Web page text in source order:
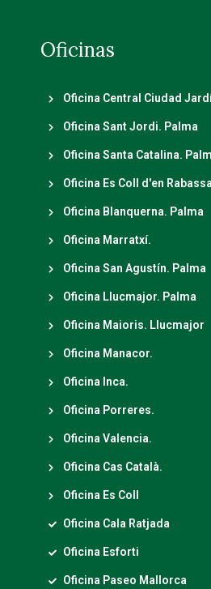
Oficinas
Oficina Central Ciudad
Oficina Sant Jordi. Palma
Oficina Santa Catalina.
Oficina Es Coll d'en
Oficina Blanquerna. Palma
Oficina Marratxí.
Oficina San Agustín. Palma
Oficina Llucmajor. Palma
Oficina Maioris. Llucmajor
Oficina Manacor.
Oficina Inca.
Oficina Porreres.
Oficina Valencia.
Oficina Cas Català.
Oficina Es Coll
Oficina Cala Ratjada
Oficina Esforti
Oficina Paseo Mallorca